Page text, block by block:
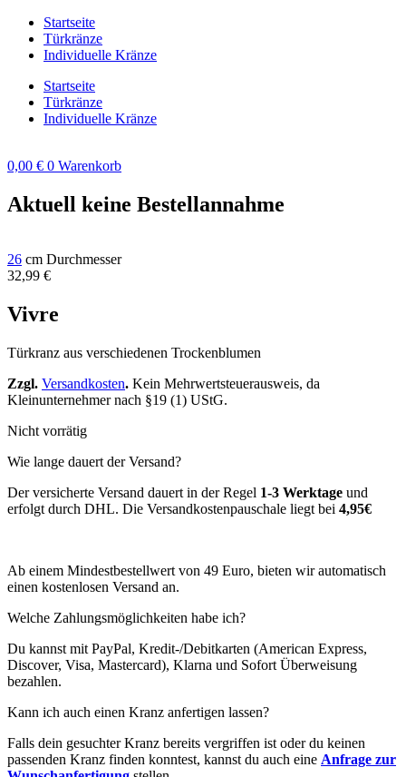
Zum
Inhalt
springen
Startseite
Türkränze
Individuelle Kränze
Startseite
Türkränze
Individuelle Kränze
0,00 € 0 Warenkorb
Aktuell keine Bestellannahme
26 cm Durchmesser
32,99 €
Vivre
Türkranz aus verschiedenen Trockenblumen
Zzgl. Versandkosten. Kein Mehrwertsteuerausweis, da
Kleinunternehmer nach §19 (1) UStG.
Nicht vorrätig
Wie lange dauert der Versand?
Der versicherte Versand dauert in der Regel 1-3 Werktage und
erfolgt durch DHL. Die Versandkostenpauschale liegt bei 4,95€
Ab einem Mindestbestellwert von 49 Euro, bieten wir automatisch
einen kostenlosen Versand an.
Welche Zahlungsmöglichkeiten habe ich?
Du kannst mit PayPal, Kredit-/Debitkarten (American Express,
Discover, Visa, Mastercard), Klarna und Sofort Überweisung
bezahlen.
Kann ich auch einen Kranz anfertigen lassen?
Falls dein gesuchter Kranz bereits vergriffen ist oder du keinen
passenden Kranz finden konntest, kannst du auch eine Anfrage zur